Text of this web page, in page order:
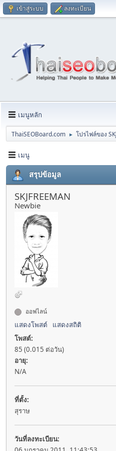
เข้าสู่ระบบ ลงทะเบียน
เมนูหลัก
ThaiSEOBoard.com ► โปรไฟล์ของ
เมนู
สรุปข้อมูล
SKJFREEMAN
Newbie
ออฟไลน์
แสดงโพสต์
แสดงสถิติ
โพสต์:
85 (0.015 ต่อวัน)
อายุ:
N/A
ที่ตั้ง:
สุราษ
วันที่ลงทะเบียน: